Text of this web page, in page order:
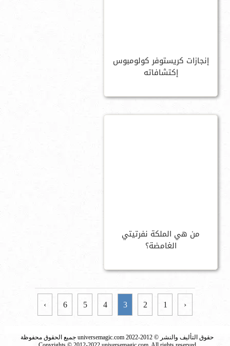
إنجازات كريستوفر كولومبوس
إكتشافاته
من هي الملكة نفرتيتي
الغامضة؟
‹
1
2
3
4
5
6
›
حقوق التأليف والنشر © 2012-2022 universemagic.com جميع الحقوق محفوظة